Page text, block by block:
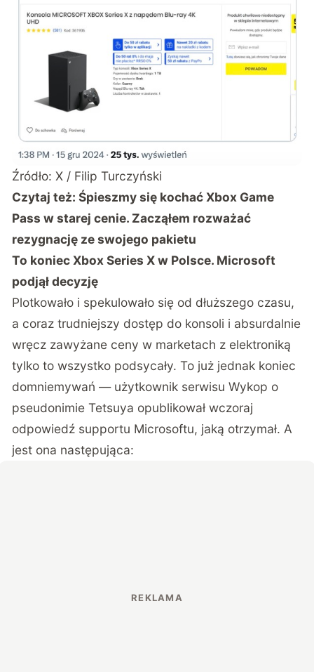
Źródło: X / Filip Turczyński
Czytaj też:Śpieszmy się kochać Xbox Game
Pass w starej cenie. Zacząłem rozważać
rezygnację ze swojego pakietu
To koniec Xbox Series X w Polsce. Microsoft
podjął decyzję
Plotkowało i spekulowało się od dłuższego czasu,
a coraz trudniejszy dostęp do konsoli i absurdalnie
wręcz zawyżane ceny w marketach z elektroniką
tylko to wszystko podsycały. To już jednak koniec
domniemywań — użytkownik serwisu Wykop o
pseudonimieTetsuya opublikował wczoraj
odpowiedź supportu Microsoftu, jaką otrzymał. A
jest ona następująca: